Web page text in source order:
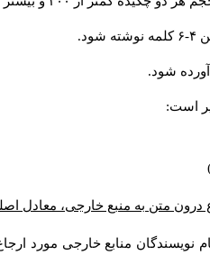
شود.
است:
درون متن به منبع خارجی، معادل
نویسندگان منابع خارجی مورد